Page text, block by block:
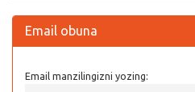
Email obuna
Email manzilingizni yozing: